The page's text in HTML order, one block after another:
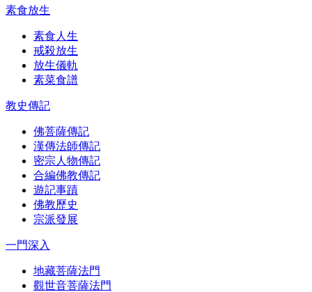
素食放生
素食人生
戒殺放生
放生儀軌
素菜食譜
教史傳記
佛菩薩傳記
漢傳法師傳記
密宗人物傳記
合編佛教傳記
遊記事蹟
佛教歷史
宗派發展
一門深入
地藏菩薩法門
觀世音菩薩法門